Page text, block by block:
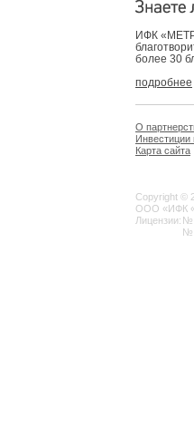
ИФК
более 30
подробнее
О
Карта сайта
Copyright ©
ООО «ИФК
Лицензии: №
№